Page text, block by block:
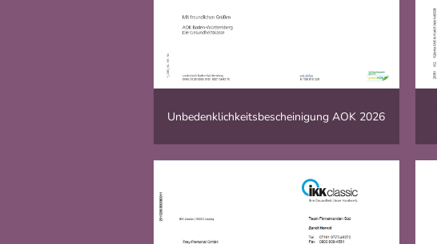
Unbedenklichkeitsbescheinigung AOK 2026